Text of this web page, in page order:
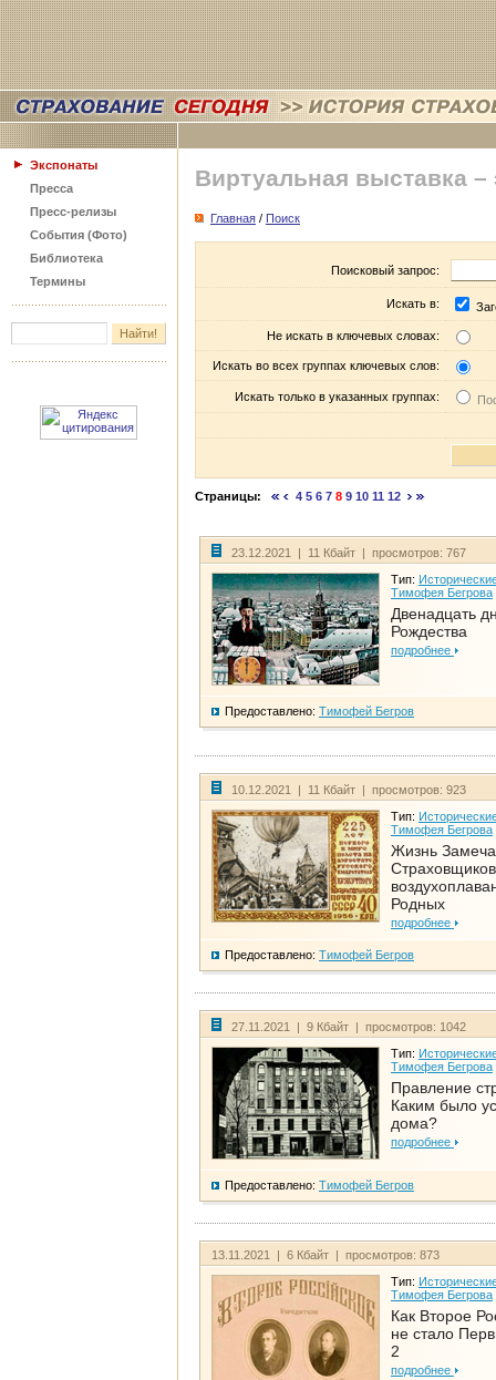
Экспонаты
Пресса
Пресс-релизы
События (Фото)
Библиотека
Термины
Виртуальная выставка –
Главная / Поиск
Поисковый запрос:
Искать в:
Не искать в ключевых словах:
Искать во всех группах ключевых слов:
Искать только в указанных группах:
Страницы: 4 5 6 7 8 9 10 11 12
23.12.2021 | 11 Кбайт | просмотров: 767
Тип:
Тимофея Бегрова
Двенадцать
Рождества
подробнее
Предоставлено: Тимофей Бегров
10.12.2021 | 11 Кбайт | просмотров: 923
Тип:
Тимофея Бегрова
Жизнь
Родных
подробнее
Предоставлено: Тимофей Бегров
27.11.2021 | 9 Кбайт | просмотров: 1042
Тип:
Тимофея Бегрова
Правление
Каким было
дома?
подробнее
Предоставлено: Тимофей Бегров
13.11.2021 | 6 Кбайт | просмотров: 873
Тип:
Тимофея Бегрова
Как Второе
не стало
2
подробнее